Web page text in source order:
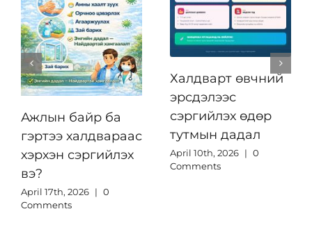
Ажлын байр ба
гэртээ халдвараас
хэрхэн сэргийлэх
вэ?
April 17th, 2026 | 0
Comments
Халдварт өвчний
эрсдэлээс
сэргийлэх өдөр
тутмын дадал
April 10th, 2026 | 0
Comments